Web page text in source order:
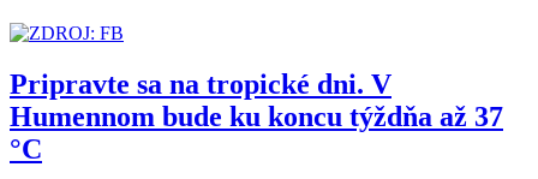
Pripravte sa na tropické dni. V
Humennom bude ku koncu týždňa až 37
°C